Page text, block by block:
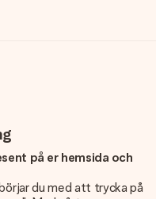
på er hemsida och
du med att trycka på